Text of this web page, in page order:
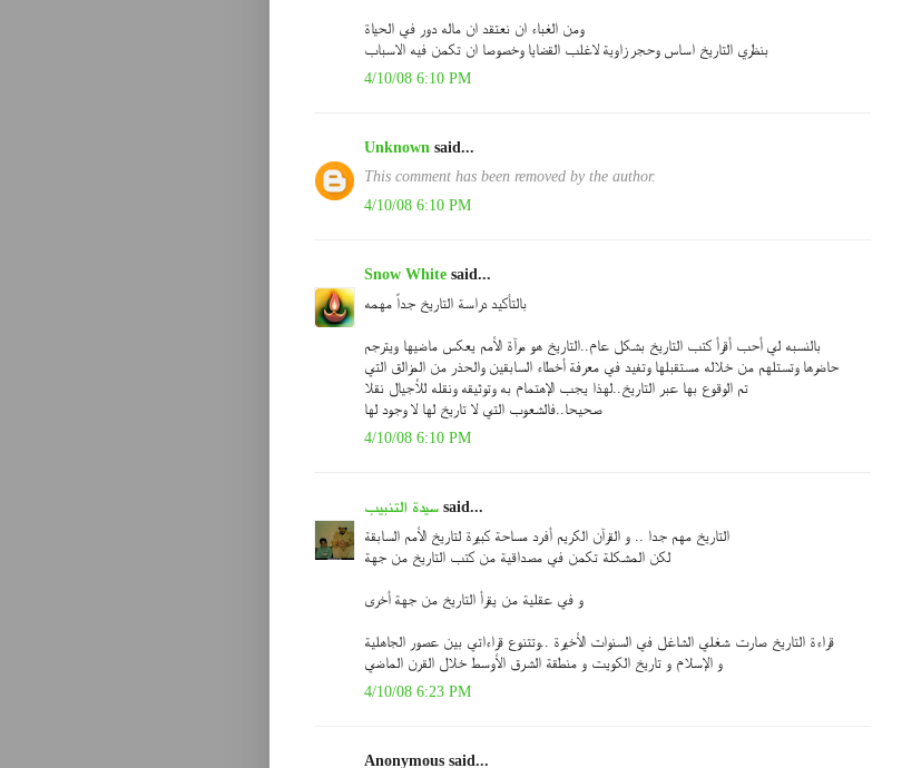
ومن الغباء ان نعتقد ان ماله دور في الحياة
بنظري التاريخ اساس وحجر زاوية لاغلب القضايا وخصوصا ان تكمن فيه الاسباب
4/10/08 6:10 PM
Unknown said...
This comment has been removed by the author.
4/10/08 6:10 PM
Snow White said...
بالتأكيد دراسة التاريخ جداً مهمه
بالنسبه لي أحب أقرأ كتب التاريخ بشكل عام..التاريخ هو مرآة الأمم يعكس ماضيها ويترجم
حاضرها وتستلهم من خلاله مستقبلها وتفيد في معرفة أخطاء السابقين والحذر من المزالق التي
تم الوقوع بها عبر التاريخ..لهذا يجب الإهتمام به وتوثيقه ونقله للأجيال نقلا
صحيحا..فالشعوب التي لا تاريخ لها لا وجود لها
4/10/08 6:10 PM
سيدة التنبيب said...
التاريخ مهم جدا .. و القرآن الكريم أفرد مساحة كبيرة لتاريخ الأمم السابقة
لكن المشكلة تكمن في مصداقية من كتب التاريخ من جهة
و في عقلية من يقرأ التاريخ من جهة أخرى
قراءة التاريخ صارت شغلي الشاغل في السنوات الأخيرة ..وتتنوع قراءاتي بين عصور الجاهلية
و الإسلام و تاريخ الكويت و منطقة الشرق الأوسط خلال القرن الماضي
4/10/08 6:23 PM
Anonymous said...